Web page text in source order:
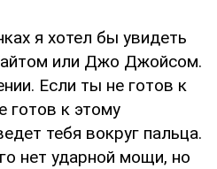
я хотел бы увидеть
или Джо Джойсом.
Если ты не готов к
готов к этому
тебя вокруг пальца.
нет ударной мощи, но